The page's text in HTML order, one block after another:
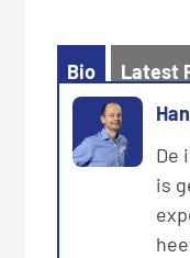
Bio
Latest
De
is